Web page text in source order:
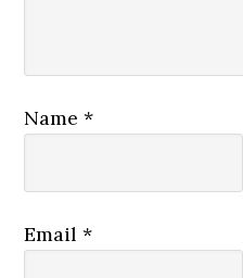
Name*
Email*